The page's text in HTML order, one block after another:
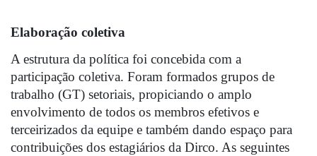
Elaboração coletiva
A estrutura da política foi concebida com a
participação coletiva. Foram formados grupos de
trabalho (GT) setoriais, propiciando o amplo
envolvimento de todos os membros efetivos e
terceirizados da equipe e também dando espaço para
contribuições dos estagiários da Dirco. As seguintes